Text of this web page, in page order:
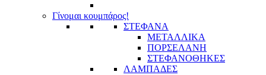
Γίνομαι κουμπάρος!
ΣΤΕΦΑΝΑ
ΜΕΤΑΛΛΙΚΑ
ΠΟΡΣΕΛΑΝΗ
ΣΤΕΦΑΝΟΘΗΚΕΣ
ΛΑΜΠΑΔΕΣ